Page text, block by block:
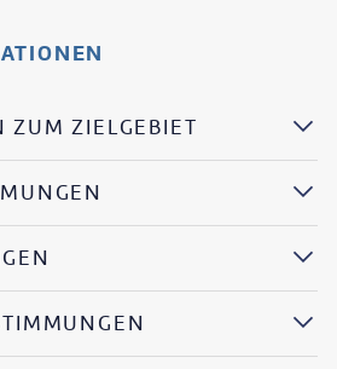
ZUM ZIELGEBIET